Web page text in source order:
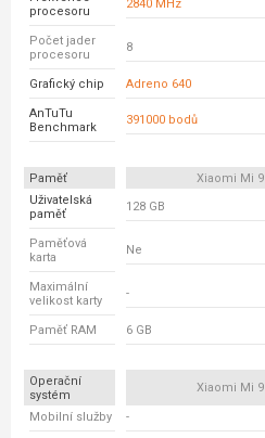
procesoru
2840 MHz
Počet jader
procesoru
8
Grafický chip Adreno 640
AnTuTu
Benchmark
391000 bodů
Paměť Xiaomi Mi 9
Uživatelská
paměť
128 GB
Paměťová
karta
Ne
Maximální
velikost karty
-
Paměť RAM 6 GB
Operační
systém
Xiaomi Mi 9
Mobilní služby -